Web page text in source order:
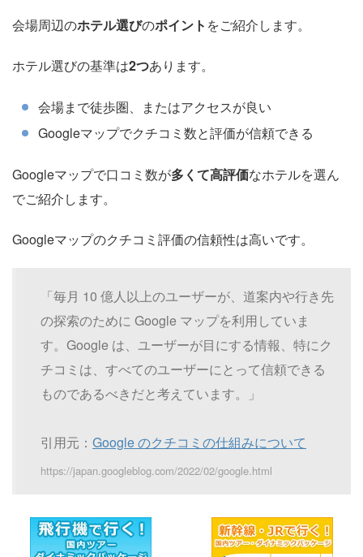
会場周辺のホテル選びのポイント をご紹介します。
ホテル選びの基準は2つあります。
会場まで徒歩圏、またはアクセスが良い
Googleマップでクチコミ数と評価が信頼できる
Googleマップで口コミ数が多くて高評価なホテルを選ん
でご紹介します。
Googleマップのクチコミ評価の信頼性は高いです。
「毎月 10 億人以上のユーザーが、道案内や行き先
の探索のために Google マップを利用していま
す。Google は、ユーザーが目にする情報、特にク
チコミは、すべてのユーザーにとって信頼できる
ものであるべきだと考えています。」
引用元： Google のクチコミの仕組みについて
https://japan.googleblog.com/2022/02/google.html